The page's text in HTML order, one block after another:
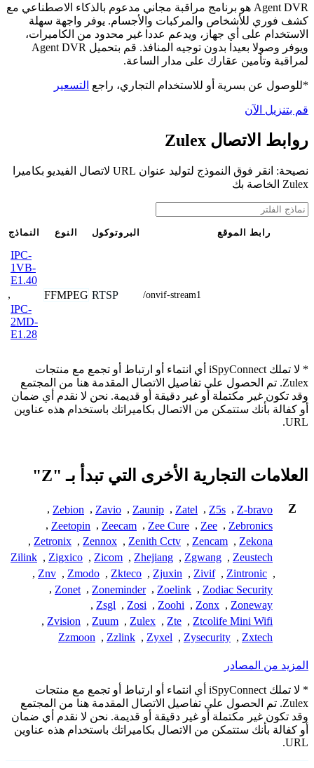
Agent DVR هو برنامج مراقبة مجاني مدعوم بالذكاء الاصطناعي مع
كشف فوري للأشخاص والمركبات والأجسام. يوفر واجهة سهلة
الاستخدام على أي جهاز، ويدعم عددا غير محدود من الكاميرات،
ويوفر وصولا بعيدا بدون توجيه المنافذ. قم بتحميل Agent DVR
لمراقبة وتأمين عقارك على مدار الساعة.
*للوصول عن بسرية أو للاستخدام التجاري، راجع التسعير
قم بتنزيل الآن
روابط الاتصال Zulex
نصيحة: انقر فوق النموذج لتوليد عنوان URL لاتصال الفيديو بكاميرا
Zulex الخاصة بك
النماذج النوع البروتوكول رابط الموقع
IPC-
1VB-
E1.40
,
IPC-
2MD-
E1.28
FFMPEG RTSP /onvif-stream1
* لا تملك iSpyConnect أي انتماء أو ارتباط أو تجمع مع منتجات
Zulex. تم الحصول على تفاصيل الاتصال المقدمة هنا من المجتمع
وقد تكون غير مكتملة أو غير دقيقة أو قديمة. نحن لا نقدم أي ضمان
أو كفالة بأنك ستتمكن من الاتصال بكاميراتك باستخدام هذه عناوين
URL.
العلامات التجارية الأخرى التي تبدأ بـ "Z"
Z
Z-bravo
,
Z5s
,
Zatel
,
Zaunip
,
Zavio
,
Zebion
,
Zebronics
,
Zee
,
Zee Cure
,
Zeecam
,
Zeetopin
,
Zekona
,
Zencam
,
Zenith Cctv
,
Zennox
,
Zetronix
,
Zeustech
,
Zgwang
,
Zhejiang
,
Zicom
,
Zigxico
,
Zilink
,
Zintronic
,
Zivif
,
Zjuxin
,
Zkteco
,
Zmodo
,
Znv
,
Zodiac Security
,
Zoelink
,
Zoneminder
,
Zonet
,
Zoneway
,
Zonx
,
Zoohi
,
Zosi
,
Zsgl
,
Ztcolife Mini Wifi
,
Zte
,
Zulex
,
Zuum
,
Zvision
,
Zxtech
,
Zysecurity
,
Zyxel
,
Zzlink
,
Zzmoon
المزيد من المصادر
* لا تملك iSpyConnect أي انتماء أو ارتباط أو تجمع مع منتجات
Zulex. تم الحصول على تفاصيل الاتصال المقدمة هنا من المجتمع
وقد تكون غير مكتملة أو غير دقيقة أو قديمة. نحن لا نقدم أي ضمان
أو كفالة بأنك ستتمكن من الاتصال بكاميراتك باستخدام هذه عناوين
URL.